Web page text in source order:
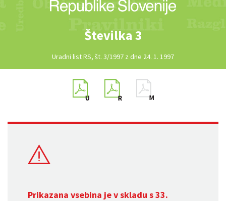
Številka 3
Uradni list RS, št. 3/1997 z dne 24. 1. 1997
Prikazana vsebina je v skladu s 33.